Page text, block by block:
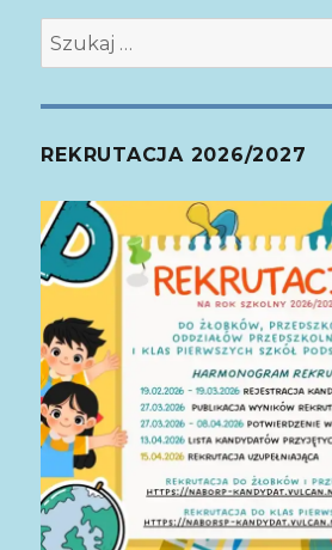
Szukaj:
REKRUTACJA 2026/2027